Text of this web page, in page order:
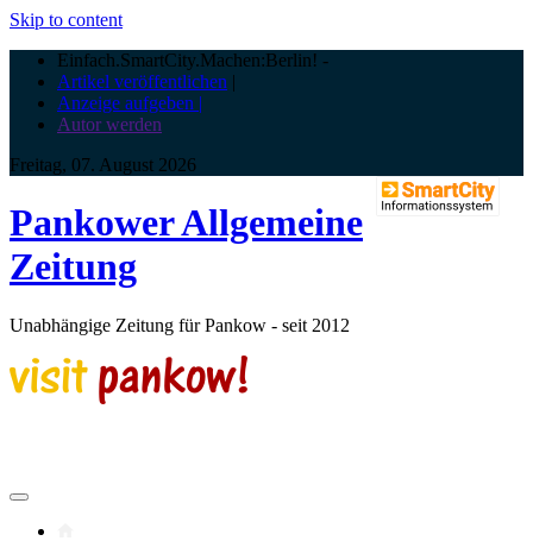
Skip to content
Einfach.SmartCity.Machen:Berlin! -
Artikel veröffentlichen |
Anzeige aufgeben |
Autor werden
Freitag, 07. August 2026
Pankower Allgemeine
Zeitung
Unabhängige Zeitung für Pankow - seit 2012